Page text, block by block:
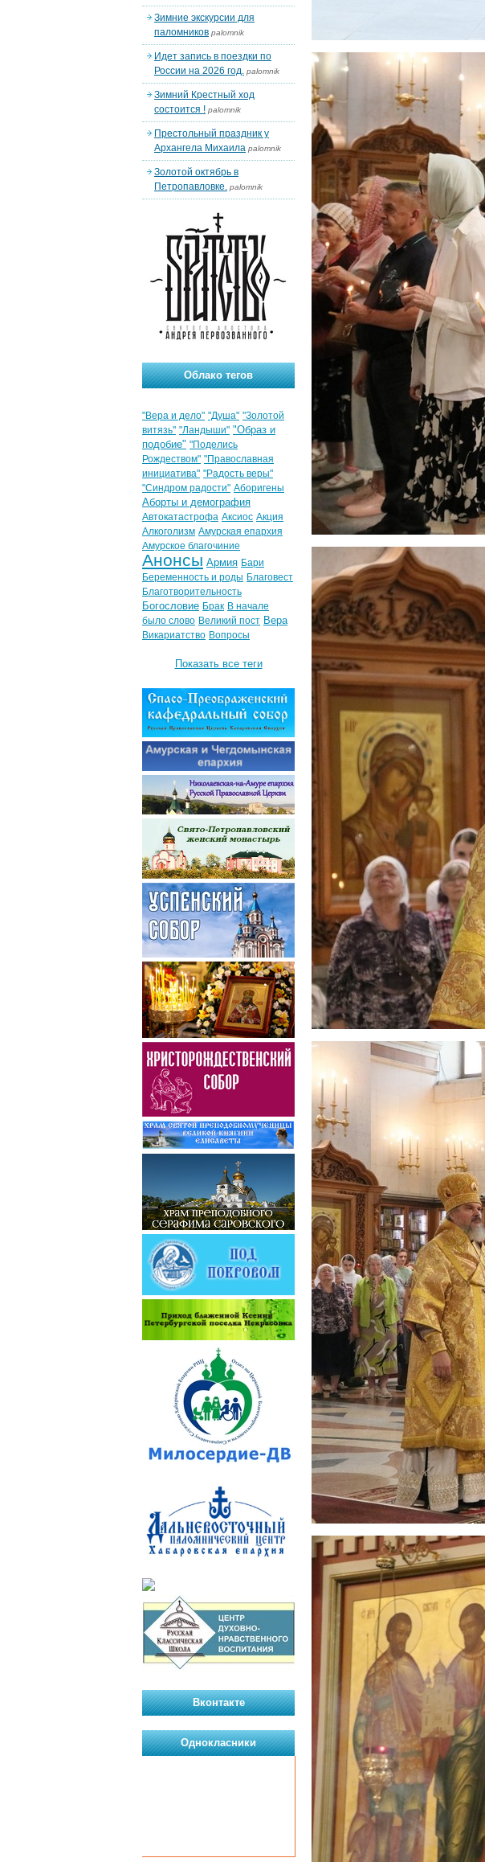
Зимние экскурсии для
паломников palomnik
Идет запись в поездки по
России на 2026 год. palomnik
Зимний Крестный ход
состоится ! palomnik
Престольный праздник у
Архангела Михаила palomnik
Золотой октябрь в
Петропавловке. palomnik
Облако тегов
"Вера и дело" "Душа" "Золотой
витязь" "Ландыши" "Образ и
подобие" "Поделись
Рождеством" "Православная
инициатива" "Радость веры"
"Синдром радости" Аборигены
Аборты и демография
Автокатастрофа Аксиос Акция
Алкоголизм Амурская епархия
Амурское благочиние
Анонсы Армия Бари
Беременность и роды Благовест
Благотворительность
Богословие Брак В начале
было слово Великий пост Вера
Викариатство Вопросы
Показать все теги
Вконтакте
Однокласники